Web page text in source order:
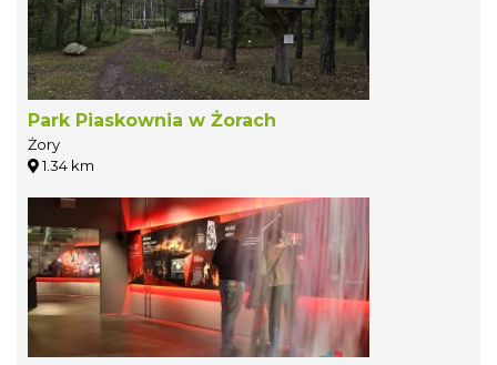
Park Piaskownia w Żorach
Żory
1.34 km